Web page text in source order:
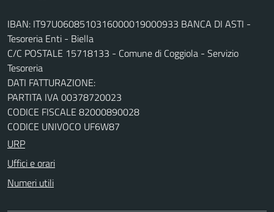
IBAN: IT97U0608510316000019000933 BANCA DI ASTI -
Tesoreria Enti - Biella
C/C POSTALE 15718133 - Comune di Coggiola - Servizio
Tesoreria
DATI FATTURAZIONE:
PARTITA IVA 00378720023
CODICE FISCALE 82000890028
CODICE UNIVOCO UF6W87
URP
Uffici e orari
Numeri utili